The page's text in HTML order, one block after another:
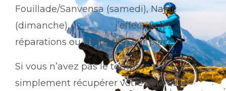
Fouillade/Sanvensa (samedi), Najac
(dimanche), j’effectue les
réparations ou l’entretien sur place.
Si vous n’avez pas le temps je passe
simplement récupérer votre vélo et le